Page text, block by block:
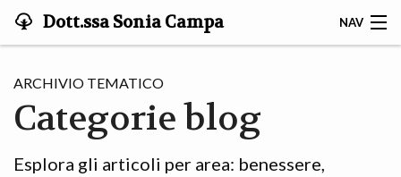
Dott.ssa Sonia Campa NAV
CHI SONO
ARCHIVIO TEMATICO
Categorie blog
Esplora gli articoli per area: benessere,